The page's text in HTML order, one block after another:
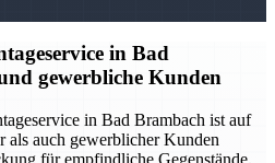
in Bad
gewerbliche Kunden
in Bad Brambach ist auf
als auch gewerblicher Kunden
für empfindliche Gegenstände,